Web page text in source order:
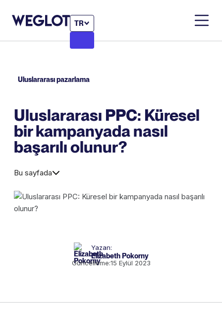
TR
Uluslararası pazarlama
Uluslararası PPC: Küresel
bir kampanyada nasıl
başarılı olunur?
Bu sayfada
Yazan:
Elizabeth Pokorny
Güncelleme:15 Eylül 2023